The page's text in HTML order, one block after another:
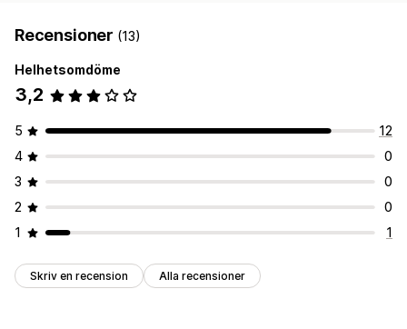
Recensioner (13)
Helhetsomdöme
3,2
5
12
4
0
3
0
2
0
1
1
Skriv en recension Alla recensioner